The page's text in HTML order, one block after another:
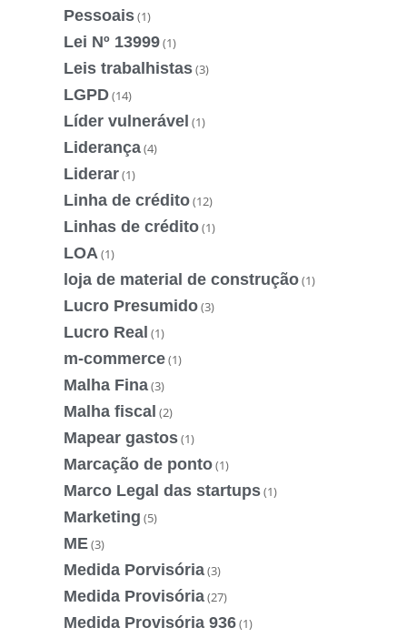
Pessoais(1)
Lei Nº 13999(1)
Leis trabalhistas(3)
LGPD(14)
Líder vulnerável (1)
Liderança(4)
Liderar(1)
Linha de crédito(12)
Linhas de crédito(1)
LOA (1)
loja de material de construção(1)
Lucro Presumido(3)
Lucro Real (1)
m-commerce(1)
Malha Fina(3)
Malha fiscal (2)
Mapear gastos(1)
Marcação de ponto(1)
Marco Legal das startups(1)
Marketing (5)
ME(3)
Medida Porvisória(3)
Medida Provisória(27)
Medida Provisória 936(1)